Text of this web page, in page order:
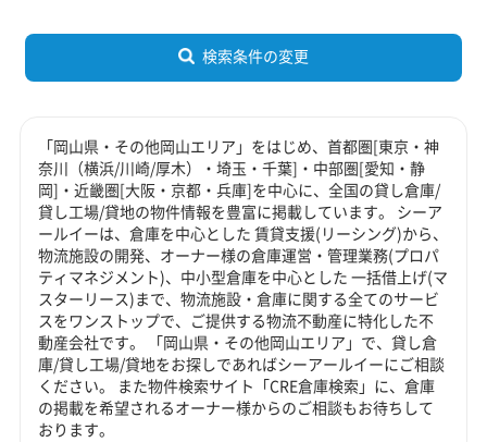
検索条件の変更
「岡山県・その他岡山エリア」をはじめ、首都圏[東京・神
奈川（横浜/川崎/厚木）・埼玉・千葉]・中部圏[愛知・静
岡]・近畿圏[大阪・京都・兵庫]を中心に、全国の貸し倉庫/
貸し工場/貸地の物件情報を豊富に掲載しています。 シーア
ールイーは、倉庫を中心とした 賃貸支援(リーシング)から、
物流施設の開発、オーナー様の倉庫運営・管理業務(プロパ
ティマネジメント)、中小型倉庫を中心とした 一括借上げ(マ
スターリース)まで、物流施設・倉庫に関する全てのサービ
スをワンストップで、ご提供する物流不動産に特化した不
動産会社です。 「岡山県・その他岡山エリア」で、貸し倉
庫/貸し工場/貸地をお探しであればシーアールイーにご相談
ください。 また物件検索サイト「CRE倉庫検索」に、倉庫
の掲載を希望されるオーナー様からのご相談もお待ちして
おります。